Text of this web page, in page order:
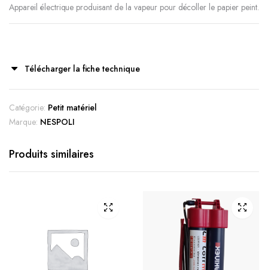
Appareil électrique produisant de la vapeur pour décoller le papier peint.
Télécharger la fiche technique
Catégorie: Petit matériel
Marque: NESPOLI
Produits similaires